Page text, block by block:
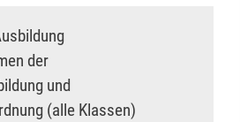
der
und
(alle Klassen)